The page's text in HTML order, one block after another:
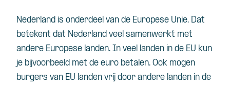
Nederland is onderdeel van de Europese Unie. Dat
betekent dat Nederland veel samenwerkt met
andere Europese landen. In veel landen in de EU kun
je bijvoorbeeld met de euro betalen. Ook mogen
burgers van EU landen vrij door andere landen in de